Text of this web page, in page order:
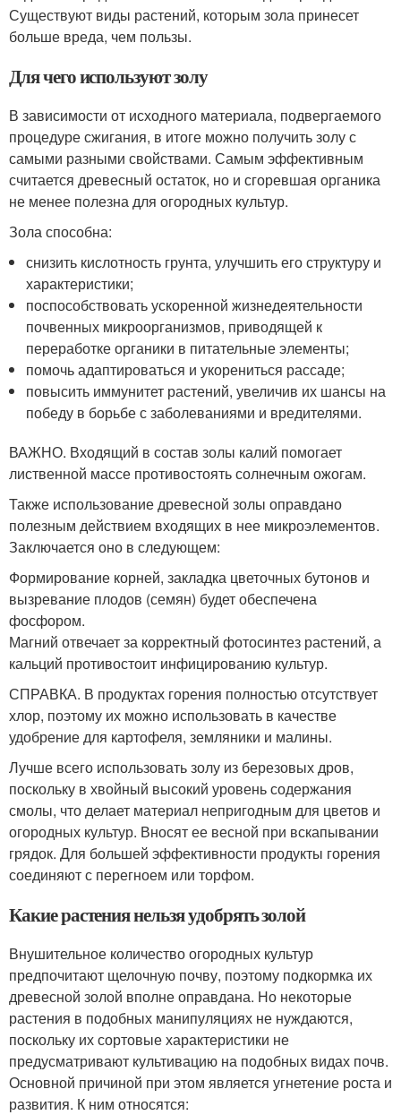
Существуют виды растений, которым зола принесет
больше вреда, чем пользы.
Для чего используют золу
В зависимости от исходного материала, подвергаемого
процедуре сжигания, в итоге можно получить золу с
самыми разными свойствами. Самым эффективным
считается древесный остаток, но и сгоревшая органика
не менее полезна для огородных культур.
Зола способна:
снизить кислотность грунта, улучшить его структуру и
характеристики;
поспособствовать ускоренной жизнедеятельности
почвенных микроорганизмов, приводящей к
переработке органики в питательные элементы;
помочь адаптироваться и укорениться рассаде;
повысить иммунитет растений, увеличив их шансы на
победу в борьбе с заболеваниями и вредителями.
ВАЖНО. Входящий в состав золы калий помогает
лиственной массе противостоять солнечным ожогам.
Также использование древесной золы оправдано
полезным действием входящих в нее микроэлементов.
Заключается оно в следующем:
Формирование корней, закладка цветочных бутонов и
вызревание плодов (семян) будет обеспечена
фосфором.
Магний отвечает за корректный фотосинтез растений, а
кальций противостоит инфицированию культур.
СПРАВКА. В продуктах горения полностью отсутствует
хлор, поэтому их можно использовать в качестве
удобрение для картофеля, земляники и малины.
Лучше всего использовать золу из березовых дров,
поскольку в хвойный высокий уровень содержания
смолы, что делает материал непригодным для цветов и
огородных культур. Вносят ее весной при вскапывании
грядок. Для большей эффективности продукты горения
соединяют с перегноем или торфом.
Какие растения нельзя удобрять золой
Внушительное количество огородных культур
предпочитают щелочную почву, поэтому подкормка их
древесной золой вполне оправдана. Но некоторые
растения в подобных манипуляциях не нуждаются,
поскольку их сортовые характеристики не
предусматривают культивацию на подобных видах почв.
Основной причиной при этом является угнетение роста и
развития. К ним относятся: